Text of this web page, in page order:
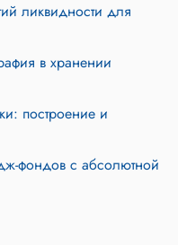
ликвидности для
в хранении
построение и
фондов с абсолютной